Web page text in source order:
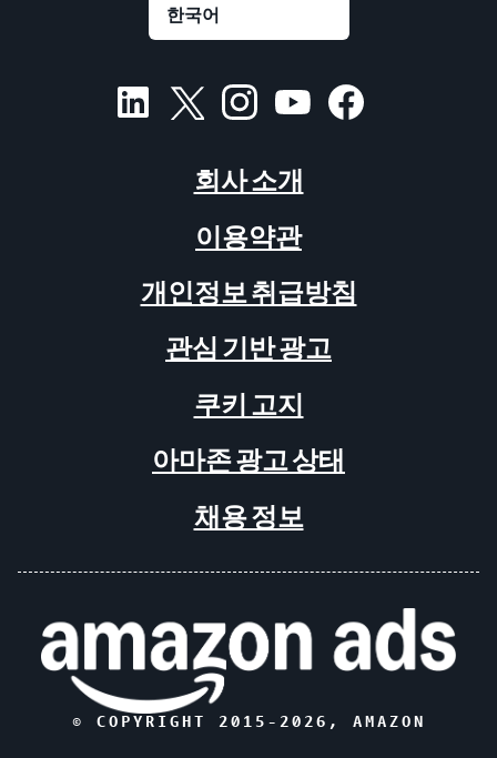
회사 소개
이용약관
개인정보 취급방침
관심 기반 광고
쿠키 고지
아마존 광고 상태
채용 정보
© COPYRIGHT 2015- 2026 , AMAZON